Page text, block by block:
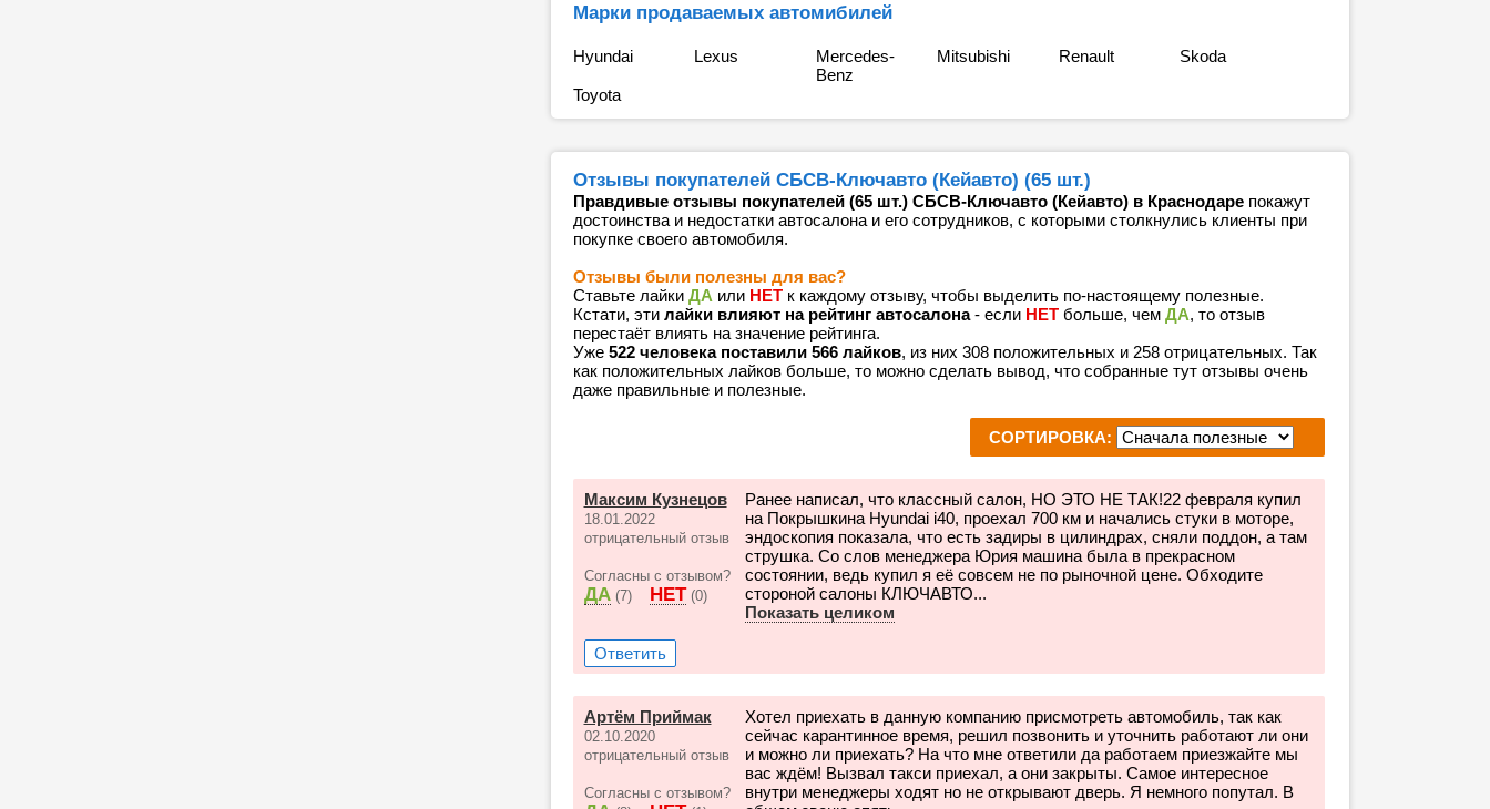
Марки продаваемых автомибилей
Hyundai Lexus
Mercedes-
Benz
Mitsubishi Renault Skoda
Toyota
Отзывы покупателей СБСВ-Ключавто (Кейавто) (65 шт.)
Правдивые отзывы покупателей (65 шт.) СБСВ-Ключавто (Кейавто) в Краснодарепокажут
достоинства и недостатки автосалона и его сотрудников, с которыми столкнулись клиенты при
покупке своего автомобиля.
Отзывы были полезны для вас?
Ставьте лайки ДА или НЕТк каждому отзыву, чтобы выделить по-настоящему полезные.
Кстати, эти лайки влияют на рейтинг автосалона- если НЕТбольше, чем ДА, то отзыв
перестаёт влиять на значение рейтинга.
Уже 522 человека поставили 566 лайков, из них 308 положительных и 258 отрицательных. Так
как положительных лайков больше, то можно сделать вывод, что собранные тут отзывы очень
даже правильные и полезные.
СОРТИРОВКА:
Максим Кузнецов
18.01.2022
отрицательный отзыв
Согласны с отзывом?
ДА (7) НЕТ (0)
Ранее написал, что классный салон, НО ЭТО НЕ ТАК!22 февраля купил
на Покрышкина Hyundai i40, проехал 700 км и начались стуки в моторе,
эндоскопия показала, что есть задиры в цилиндрах, сняли поддон, а там
струшка. Со слов менеджера Юрия машина была в прекрасном
состоянии, ведь купил я её совсем не по рыночной цене. Обходите
стороной салоны КЛЮЧАВТО...
Показать целиком
Ответить
Артём Приймак
02.10.2020
отрицательный отзыв
Согласны с отзывом?
Хотел приехать в данную компанию присмотреть автомобиль, так как
сейчас карантинное время, решил позвонить и уточнить работают ли они
и можно ли приехать? На что мне ответили да работаем приезжайте мы
вас ждём! Вызвал такси приехал, а они закрыты. Самое интересное
внутри менеджеры ходят но не открывают дверь. Я немного попутал. В